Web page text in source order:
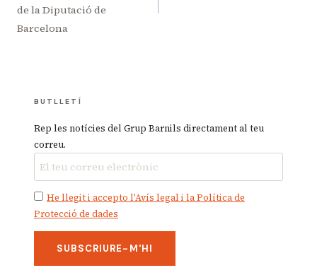
de la Diputació de
Barcelona
BUTLLETÍ
Rep les notícies del Grup Barnils directament al teu
correu.
He llegit i accepto l'Avís legal i la Política de
Protecció de dades